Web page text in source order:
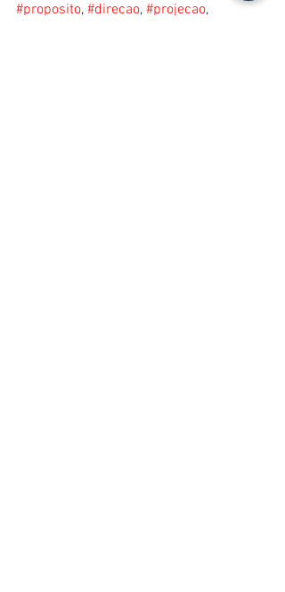
#proposito, #direcao, #projecao,